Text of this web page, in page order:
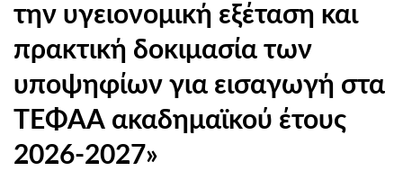
την υγειονομική εξέταση και
πρακτική δοκιμασία των
υποψηφίων για εισαγωγή στα
ΤΕΦΑΑ ακαδημαϊκού έτους
2026-2027»